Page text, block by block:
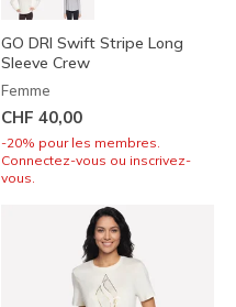
GO DRI Swift Stripe Long
Sleeve Crew
Femme
CHF 40,00
-20% pour les membres.
Connectez-vous ou inscrivez-
vous.